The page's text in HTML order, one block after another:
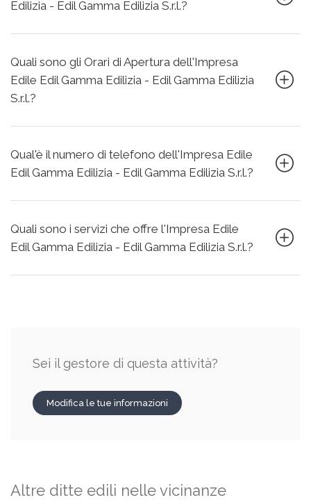
Edilizia - Edil Gamma Edilizia S.r.l.?
Quali sono gli Orari di Apertura dell'Impresa
Edile Edil Gamma Edilizia - Edil Gamma Edilizia
S.r.l.?
Qual'è il numero di telefono dell'Impresa Edile
Edil Gamma Edilizia - Edil Gamma Edilizia S.r.l.?
Quali sono i servizi che offre l'Impresa Edile
Edil Gamma Edilizia - Edil Gamma Edilizia S.r.l.?
Sei il gestore di questa attività?
Modifica le tue informazioni
Altre ditte edili nelle vicinanze